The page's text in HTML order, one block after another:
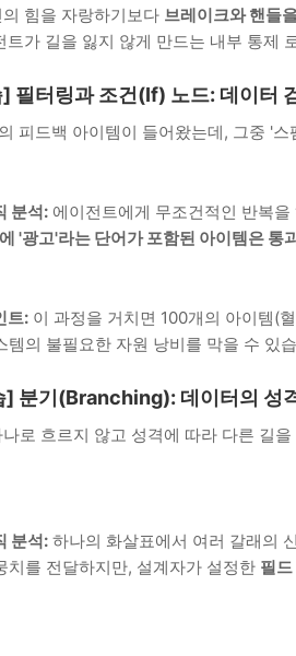
힘을 자랑하기보다 브레이크와 핸들
트가 길을 잃지 않게 만드는 내부 통제
] 필터링과 조건(If) 노드: 데이터
피드백 아이템이 들어왔는데, 그중 '
분석: 에이전트에게 무조건적인 반복
'광고'라는 단어가 포함된 아이템은 통
트: 이 과정을 거치면 100개의 아이템(
템의 불필요한 자원 낭비를 막을 수 있
] 분기(Branching): 데이터의 성
로 흐르지 않고 성격에 따라 다른 길
분석: 하나의 화살표에서 여러 갈래의
치를 전달하지만, 설계자가 설정한 필드